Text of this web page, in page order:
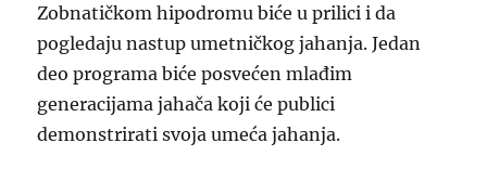
Zobnatičkom hipodromu biće u prilici i da
pogledaju nastup umetničkog jahanja. Jedan
deo programa biće posvećen mlađim
generacijama jahača koji će publici
demonstrirati svoja umeća jahanja.